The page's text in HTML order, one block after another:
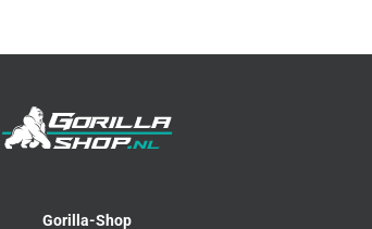
Gorilla-Shop